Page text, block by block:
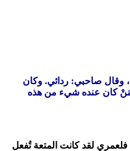
وقال صاحبي: ردائي. وكان
مَنْ كان عنده شيء من هذه
لقد كانت المتعة تُفعل